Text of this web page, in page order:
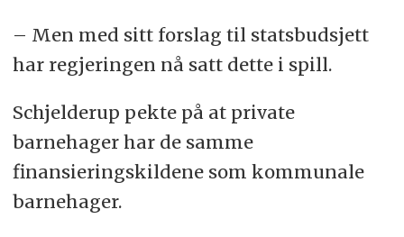
– Men med sitt forslag til statsbudsjett
har regjeringen nå satt dette i spill.
Schjelderup pekte på at private
barnehager har de samme
finansieringskildene som kommunale
barnehager.